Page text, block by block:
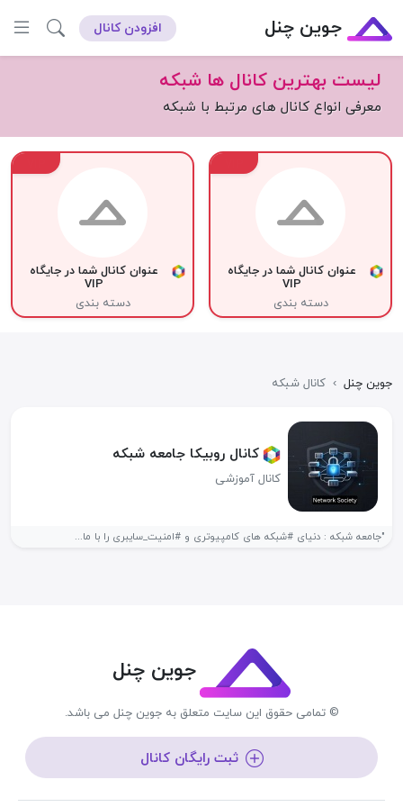
جوین چنل افزودن کانال
لیست بهترین کانال ها شبکه
معرفی انواع کانال های مرتبط با شبکه
عنوان کانال شما در جایگاه
VIP
دسته بندی
عنوان کانال شما در جایگاه
VIP
دسته بندی
جوین چنل › کانال شبکه
کانال روبیکا جامعه شبکه
کانال آموزشی
"جامعه شبکه‌ : دنیای #شبکه‌ های کامپیوتری و #امنیت_سایبری را با ما...
جوین چنل
© تمامی حقوق این سایت متعلق به جوین چنل می باشد.
ثبت رایگان کانال